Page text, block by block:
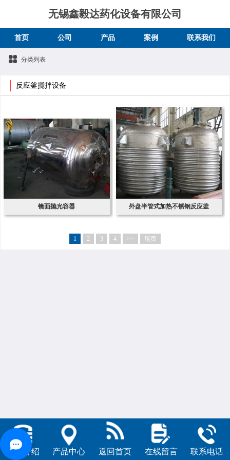
无锡鑫毅达药化设备有限公司
首页 公司 产品 案例 联系我们
分类列表
反应釜搅拌设备
镜面抛光容器​ 外盘半管式加热不锈钢反应釜
1 2 3 4 >> 尾页
公司介绍 产品中心 返回首页 在线留言 联系电话